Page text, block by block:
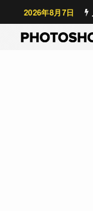
2026年8月7日